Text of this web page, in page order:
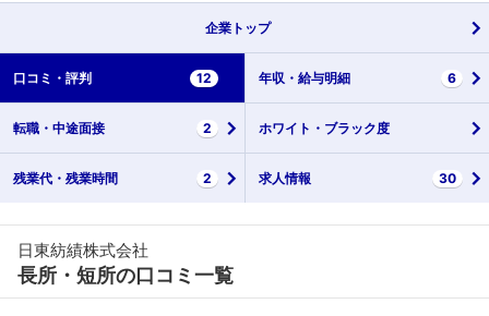
企業 トップ
口コミ・ 評判 12 年収・ 給与明細 6
転職・ 中途面接 2 ホワイト・ ブラック度
残業代・ 残業時間 2 求人情報 30
日東紡績株式会社
長所・短所の口コミ一覧